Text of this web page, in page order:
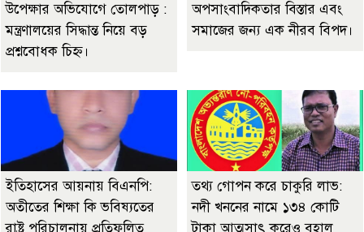
উপেক্ষার অভিযোগে তোলপাড় :
মন্ত্রণালয়ের সিদ্ধান্ত নিয়ে বড়
প্রশ্নবোধক চিহ্ন।
অপসাংবাদিকতার বিস্তার এবং
সমাজের জন্য এক নীরব বিপদ।
ইতিহাসের আয়নায় বিএনপি:
অতীতের শিক্ষা কি ভবিষ্যতের
রাষ্ট্র পরিচালনায় প্রতিফলিত
তথ্য গোপন করে চাকুরি লাভ:
নদী খননের নামে ১৩৪ কোটি
টাকা আত্মসাৎ করেও বহাল